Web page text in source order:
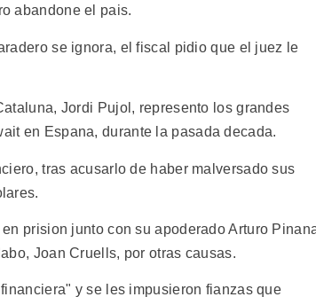
abandone el pais.
se ignora, el fiscal pidio que el juez le
Jordi Pujol, represento los grandes
en Espana, durante la pasada decada.
tras acusarlo de haber malversado sus
prision junto con su apoderado Arturo
Joan Cruells, por otras causas.
y se les impusieron fianzas que